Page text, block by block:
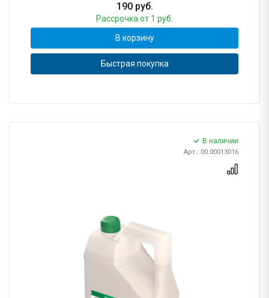
190руб.
Рассрочка от 1 руб.
В корзину
Быстрая покупка
В наличии
Арт.: 00.00013016